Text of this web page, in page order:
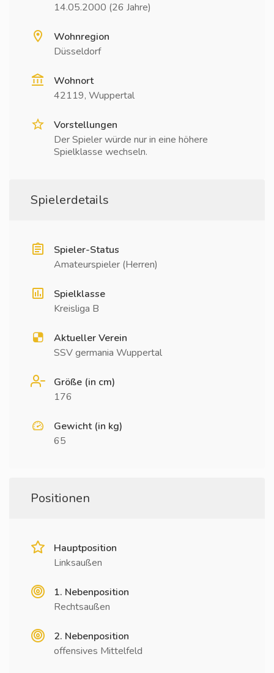
14.05.2000 (26 Jahre)
Wohnregion
Düsseldorf
Wohnort
42119, Wuppertal
Vorstellungen
Der Spieler würde nur in eine höhere
Spielklasse wechseln.
Spielerdetails
Spieler-Status
Amateurspieler (Herren)
Spielklasse
Kreisliga B
Aktueller Verein
SSV germania Wuppertal
Größe (in cm)
176
Gewicht (in kg)
65
Positionen
Hauptposition
Linksaußen
1. Nebenposition
Rechtsaußen
2. Nebenposition
offensives Mittelfeld